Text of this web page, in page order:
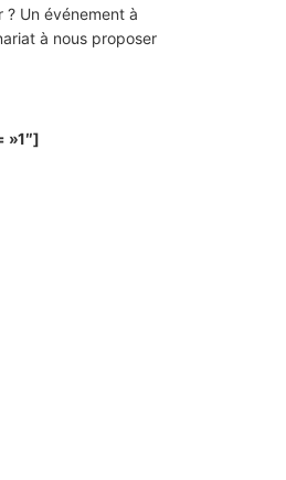
Un événement à
à nous proposer
»1″]